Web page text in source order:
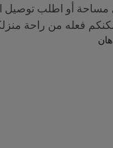
مساحة أو اطلب توصيل
فعله من راحة